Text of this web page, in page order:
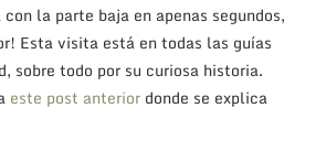
la parte baja en apenas segundos,
Esta visita está en todas las guías
sobre todo por su curiosa historia.
este post anterior donde se explica